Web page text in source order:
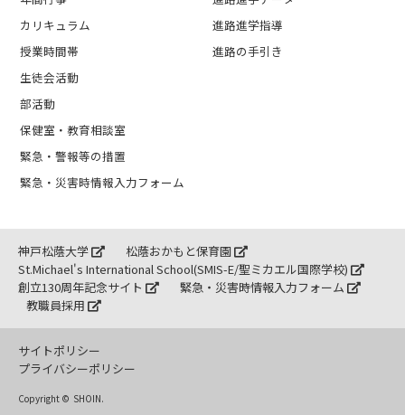
カリキュラム
授業時間帯
生徒会活動
部活動
保健室・教育相談室
緊急・警報等の措置
緊急・災害時情報入力フォーム
進路進学指導
進路の手引き
神戸松蔭大学
松蔭おかもと保育園
St.Michael's International School(SMIS-E/聖ミカエル国際学校)
創立130周年記念サイト
緊急・災害時情報入力フォーム
教職員採用
サイトポリシー
プライバシーポリシー
Copyright © SHOIN.